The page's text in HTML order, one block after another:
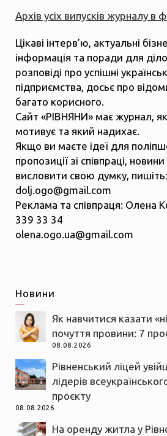
Архів усіх випусків журналу в
Цікаві інтерв’ю, актуальні
інформація та поради для
розповіді про успішні
підприємства, досьє про
багато корисного.
Сайт «РІВНЯНИ» має журнал,
мотивує та який надихає.
Якщо ви маєте ідеї для
пропозиції зі співпраці,
висловити свою думку, пишіть:
dolj.ogo@gmail.com
Реклама та співпраця: Олена
339 33 34
olena.ogo.ua@gmail.com
Новини
Як навчитися казати
почуття провини: 7
08.08.2026
Рівненський ліцей
лідерів
проєкту
08.08.2026
На оренду житла у